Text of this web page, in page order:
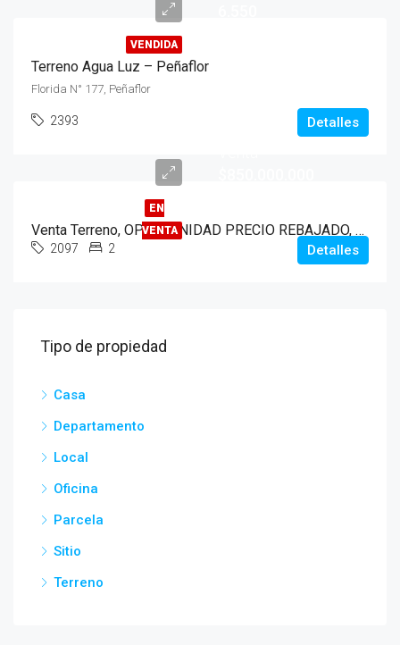
VENDIDA
Terreno Agua Luz – Peñaflor
Florida N° 177, Peñaflor
2393 Detalles
EN
VENTA
Venta Terreno, OPORTUNIDAD PRECIO REBAJADO, 16.11 Hectáreas, Peñaflor
2097 2 Detalles
Tipo de propiedad
Casa
Departamento
Local
Oficina
Parcela
Sitio
Terreno